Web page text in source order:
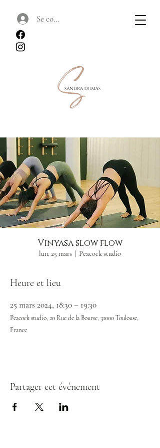
Se connecter
Vinyasa slow flow
lun. 25 mars Peacock studio
Heure et lieu
25 mars 2024, 18:30 – 19:30
Peacock studio, 20 Rue de la Bourse, 31000 Toulouse,
France
Partager cet événement